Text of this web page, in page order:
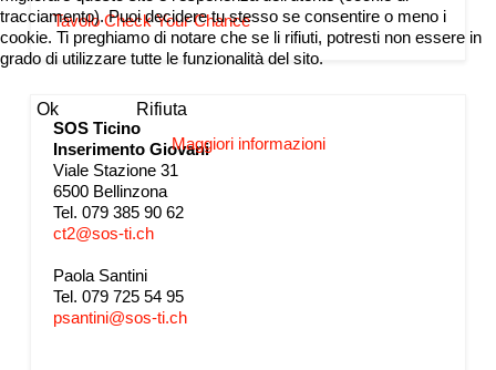
Tavolo Check Your Chance
SOS Ticino
Inserimento Giovani
Viale Stazione 31
6500 Bellinzona
Tel. 079 385 90 62
ct2@sos-ti.ch
Paola Santini
Tel. 079 725 54 95
psantini@sos-ti.ch
tracciamento). Puoi decidere tu stesso se consentire o meno i
cookie. Ti preghiamo di notare che se li rifiuti, potresti non essere in
grado di utilizzare tutte le funzionalità del sito.
Ok
Rifiuta
Maggiori informazioni